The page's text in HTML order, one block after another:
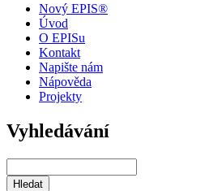
Nový EPIS®
Úvod
O EPISu
Kontakt
Napište nám
Nápověda
Projekty
Vyhledávání